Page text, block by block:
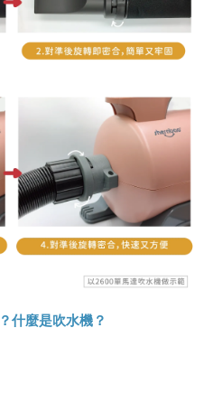
什麼是吹水機？